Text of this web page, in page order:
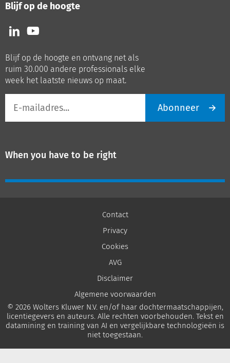
Blijf op de hoogte
Volg
ons
LinkedIn
Volg
ons
Youtube
Blijf op de hoogte en ontvang net als
ruim 30.000 andere professionals elke
week het laatste nieuws op maat.
mailadres
Abonneer
When you have to be right
Contact
Privacy
Cookies
AVG
Disclaimer
Algemene voorwaarden
© 2026 Wolters Kluwer N.V. en/of haar dochtermaatschappijen,
licentiegevers en auteurs. Alle rechten voorbehouden. Tekst en
datamining en training van AI en vergelijkbare technologieën is
niet toegestaan.